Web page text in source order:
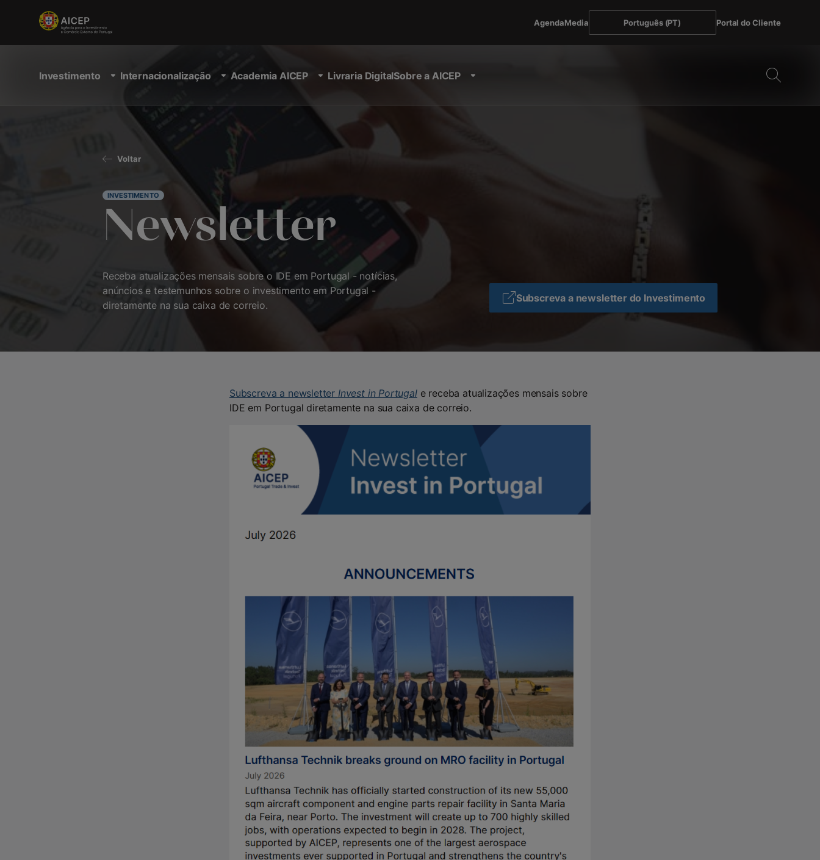
AgendaMedia Português (PT) Portal do Cliente
Investimento Internacionalização Academia AICEP Livraria DigitalSobre a AICEP
Voltar
INVESTIMENTO
Newsletter
Receba atualizações mensais sobre o IDE em Portugal - notícias,
anúncios e testemunhos sobre o investimento em Portugal -
diretamente na sua caixa de correio.
Subscreva a newsletter do Investimento
Subscreva a newsletter Invest in Portugale receba atualizações mensais sobre
IDE em Portugal diretamente na sua caixa de correio.